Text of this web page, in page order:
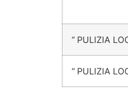
“ PULIZIA
“ PULIZIA